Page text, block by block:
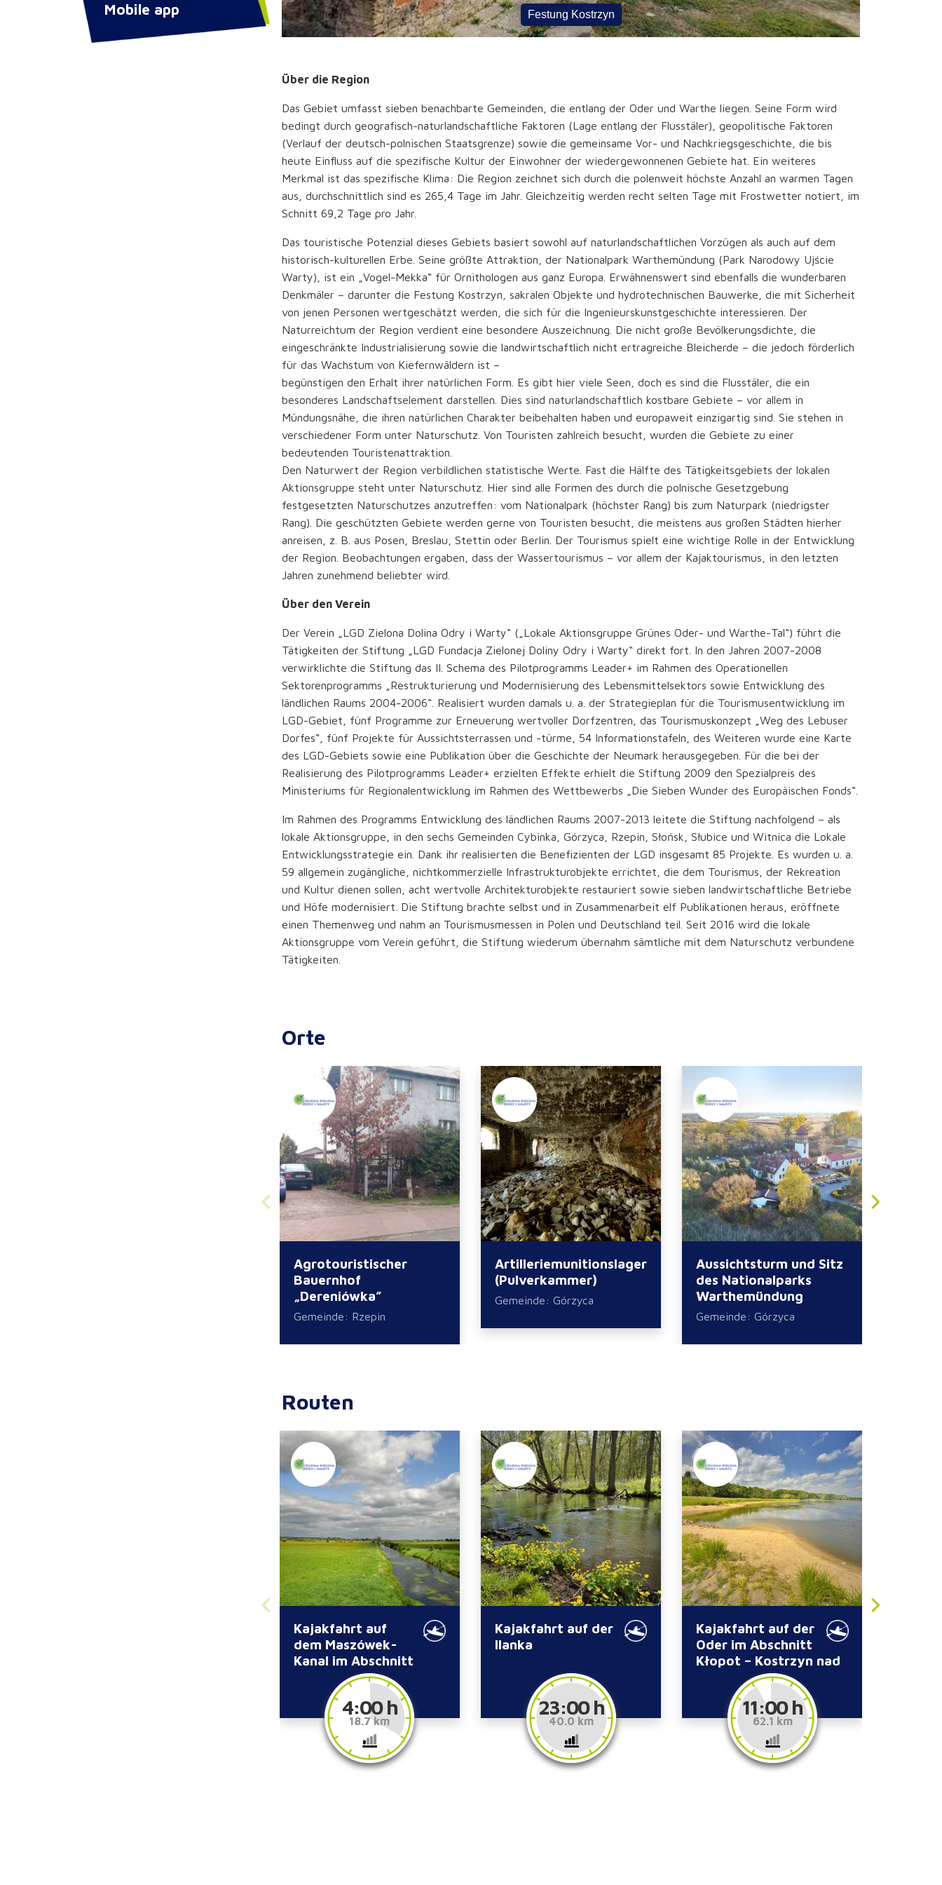
Festung Kostrzyn
Über die Region
Das Gebiet umfasst sieben benachbarte Gemeinden, die entlang der Oder und Warthe liegen. Seine Form wird
bedingt durch geografisch-naturlandschaftliche Faktoren (Lage entlang der Flusstäler), geopolitische Faktoren
(Verlauf der deutsch-polnischen Staatsgrenze) sowie die gemeinsame Vor- und Nachkriegsgeschichte, die bis
heute Einfluss auf die spezifische Kultur der Einwohner der wiedergewonnenen Gebiete hat. Ein weiteres
Merkmal ist das spezifische Klima: Die Region zeichnet sich durch die polenweit höchste Anzahl an warmen Tagen
aus, durchschnittlich sind es 265,4 Tage im Jahr. Gleichzeitig werden recht selten Tage mit Frostwetter notiert, im
Schnitt 69,2 Tage pro Jahr.
Das touristische Potenzial dieses Gebiets basiert sowohl auf naturlandschaftlichen Vorzügen als auch auf dem
historisch-kulturellen Erbe. Seine größte Attraktion, der Nationalpark Warthemündung (Park Narodowy Ujście
Warty), ist ein „Vogel-Mekka“ für Ornithologen aus ganz Europa. Erwähnenswert sind ebenfalls die wunderbaren
Denkmäler – darunter die Festung Kostrzyn, sakralen Objekte und hydrotechnischen Bauwerke, die mit Sicherheit
von jenen Personen wertgeschätzt werden, die sich für die Ingenieurskunstgeschichte interessieren. Der
Naturreichtum der Region verdient eine besondere Auszeichnung. Die nicht große Bevölkerungsdichte, die
eingeschränkte Industrialisierung sowie die landwirtschaftlich nicht ertragreiche Bleicherde – die jedoch förderlich
für das Wachstum von Kiefernwäldern ist –
begünstigen den Erhalt ihrer natürlichen Form. Es gibt hier viele Seen, doch es sind die Flusstäler, die ein
besonderes Landschaftselement darstellen. Dies sind naturlandschaftlich kostbare Gebiete – vor allem in
Mündungsnähe, die ihren natürlichen Charakter beibehalten haben und europaweit einzigartig sind. Sie stehen in
verschiedener Form unter Naturschutz. Von Touristen zahlreich besucht, wurden die Gebiete zu einer
bedeutenden Touristenattraktion.
Den Naturwert der Region verbildlichen statistische Werte. Fast die Hälfte des Tätigkeitsgebiets der lokalen
Aktionsgruppe steht unter Naturschutz. Hier sind alle Formen des durch die polnische Gesetzgebung
festgesetzten Naturschutzes anzutreffen: vom Nationalpark (höchster Rang) bis zum Naturpark (niedrigster
Rang). Die geschützten Gebiete werden gerne von Touristen besucht, die meistens aus großen Städten hierher
anreisen, z. B. aus Posen, Breslau, Stettin oder Berlin. Der Tourismus spielt eine wichtige Rolle in der Entwicklung
der Region. Beobachtungen ergaben, dass der Wassertourismus – vor allem der Kajaktourismus, in den letzten
Jahren zunehmend beliebter wird.
Über den Verein
Der Verein „LGD Zielona Dolina Odry i Warty“ („Lokale Aktionsgruppe Grünes Oder- und Warthe-Tal“) führt die
Tätigkeiten der Stiftung „LGD Fundacja Zielonej Doliny Odry i Warty“ direkt fort. In den Jahren 2007-2008
verwirklichte die Stiftung das II. Schema des Pilotprogramms Leader+ im Rahmen des Operationellen
Sektorenprogramms „Restrukturierung und Modernisierung des Lebensmittelsektors sowie Entwicklung des
ländlichen Raums 2004-2006“. Realisiert wurden damals u. a. der Strategieplan für die Tourismusentwicklung im
LGD-Gebiet, fünf Programme zur Erneuerung wertvoller Dorfzentren, das Tourismuskonzept „Weg des Lebuser
Dorfes“, fünf Projekte für Aussichtsterrassen und -türme, 54 Informationstafeln, des Weiteren wurde eine Karte
des LGD-Gebiets sowie eine Publikation über die Geschichte der Neumark herausgegeben. Für die bei der
Realisierung des Pilotprogramms Leader+ erzielten Effekte erhielt die Stiftung 2009 den Spezialpreis des
Ministeriums für Regionalentwicklung im Rahmen des Wettbewerbs „Die Sieben Wunder des Europäischen Fonds“.
Im Rahmen des Programms Entwicklung des ländlichen Raums 2007-2013 leitete die Stiftung nachfolgend – als
lokale Aktionsgruppe, in den sechs Gemeinden Cybinka, Górzyca, Rzepin, Słońsk, Słubice und Witnica die Lokale
Entwicklungsstrategie ein. Dank ihr realisierten die Benefizienten der LGD insgesamt 85 Projekte. Es wurden u. a.
59 allgemein zugängliche, nichtkommerzielle Infrastrukturobjekte errichtet, die dem Tourismus, der Rekreation
und Kultur dienen sollen, acht wertvolle Architekturobjekte restauriert sowie sieben landwirtschaftliche Betriebe
und Höfe modernisiert. Die Stiftung brachte selbst und in Zusammenarbeit elf Publikationen heraus, eröffnete
einen Themenweg und nahm an Tourismusmessen in Polen und Deutschland teil. Seit 2016 wird die lokale
Aktionsgruppe vom Verein geführt, die Stiftung wiederum übernahm sämtliche mit dem Naturschutz verbundene
Tätigkeiten.
Orte
Agrotouristischer
Bauernhof
„Dereniówka”
Gemeinde: Rzepin
Artilleriemunitionslager
(Pulverkammer)
Gemeinde: Górzyca
Aussichtsturm und Sitz
des Nationalparks
Warthemündung
Gemeinde: Górzyca
Routen
Kajakfahrt auf
dem Maszówek-
Kanal im Abschnitt
Witnica – Warniki
4:00 h
18.7 km
Kajakfahrt auf der
Ilanka
23:00 h
40.0 km
Kajakfahrt auf der
Oder im Abschnitt
Kłopot – Kostrzyn nad
11:00 h
62.1 km
Mobile app